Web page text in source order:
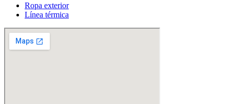
Ropa exterior
Línea térmica